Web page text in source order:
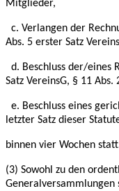
Mitglieder,
c. Verlangen der
Abs. 5 erster Satz
d. Beschluss der/eines
Satz VereinsG, § 11 Abs.
e. Beschluss eines
letzter Satz dieser
binnen vier Wochen
(3) Sowohl zu den
Generalversammlungen